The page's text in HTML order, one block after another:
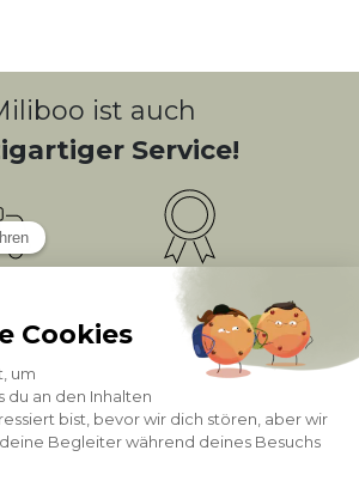
ist auch
Service!
Bonusprogramm
PUNKTE = 5